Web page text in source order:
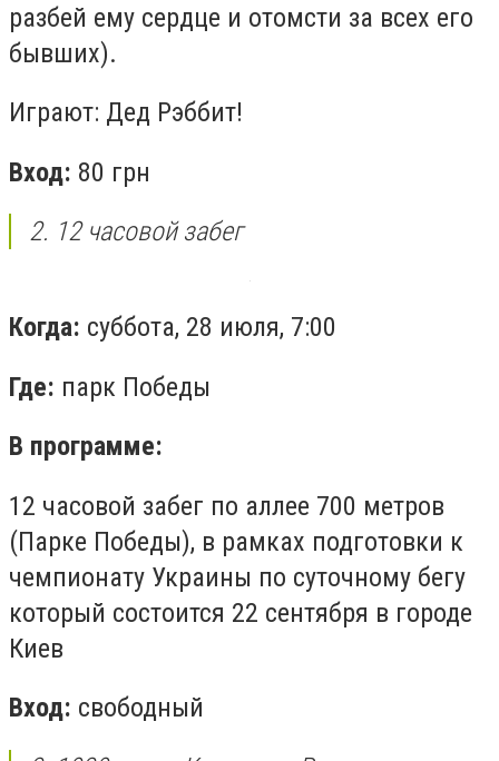
разбей ему сердце и отомсти за всех его
бывших).
Играют: Дед Рэббит!
Вход: 80 грн
2. 12 часовой забег
Когда: суббота, 28 июля, 7:00
Где: парк Победы
В программе:
12 часовой забег по аллее 700 метров
(Парке Победы), в рамках подготовки к
чемпионату Украины по суточному бегу
который состоится 22 сентября в городе
Киев
Вход: свободный